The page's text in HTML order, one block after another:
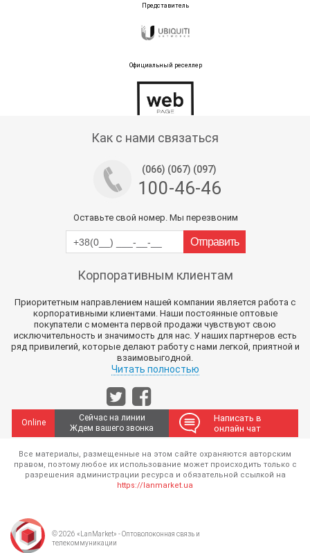
Представитель
Официальный реселлер
Как с нами связаться
(066) (067) (097)
100-46-46
Оставьте свой номер. Мы перезвоним
Корпоративным клиентам
Приоритетным направлением нашей компании является работа с
корпоративными клиентами. Наши постоянные оптовые
покупатели с момента первой продажи чувствуют свою
исключительность и значимость для нас. У наших партнеров есть
ряд привилегий, которые делают работу с нами легкой, приятной и
взаимовыгодной.
Читать полностью
Online
Сейчас на линии
Ждем вашего звонка
Написать в
онлайн чат
© 2026 «LanMarket» - Оптоволоконная связь и
телекоммуникации
Все материалы, размещенные на этом сайте охраняются авторским
правом, поэтому любое их использование может происходить только с
разрешения администрации ресурса и обязательной ссылкой на
https://lanmarket.ua